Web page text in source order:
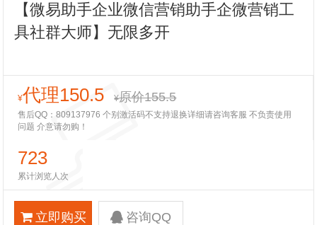
【微易助手企业微信营销助手企微营销工
具社群大师】无限多开
¥代理150.5 ¥原价155.5
售后QQ：809137976 个别激活码不支持退换详细请咨询客服 不负责使用
问题 介意请勿购！
723
累计浏览人次
立即购买 咨询QQ